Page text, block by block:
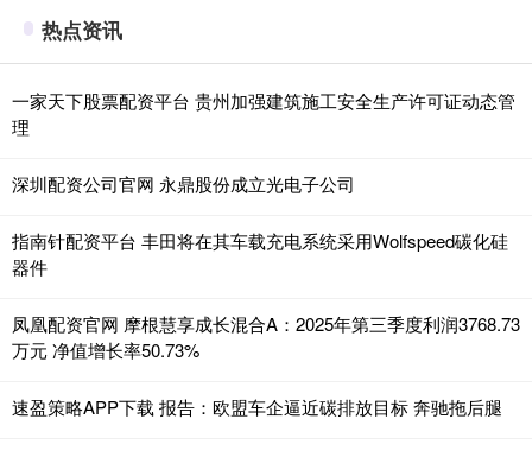
热点资讯
一家天下股票配资平台 贵州加强建筑施工安全生产许可证动态管
理
深圳配资公司官网 永鼎股份成立光电子公司
指南针配资平台 丰田将在其车载充电系统采用Wolfspeed碳化硅
器件
凤凰配资官网 摩根慧享成长混合A：2025年第三季度利润3768.73
万元 净值增长率50.73%
速盈策略APP下载 报告：欧盟车企逼近碳排放目标 奔驰拖后腿